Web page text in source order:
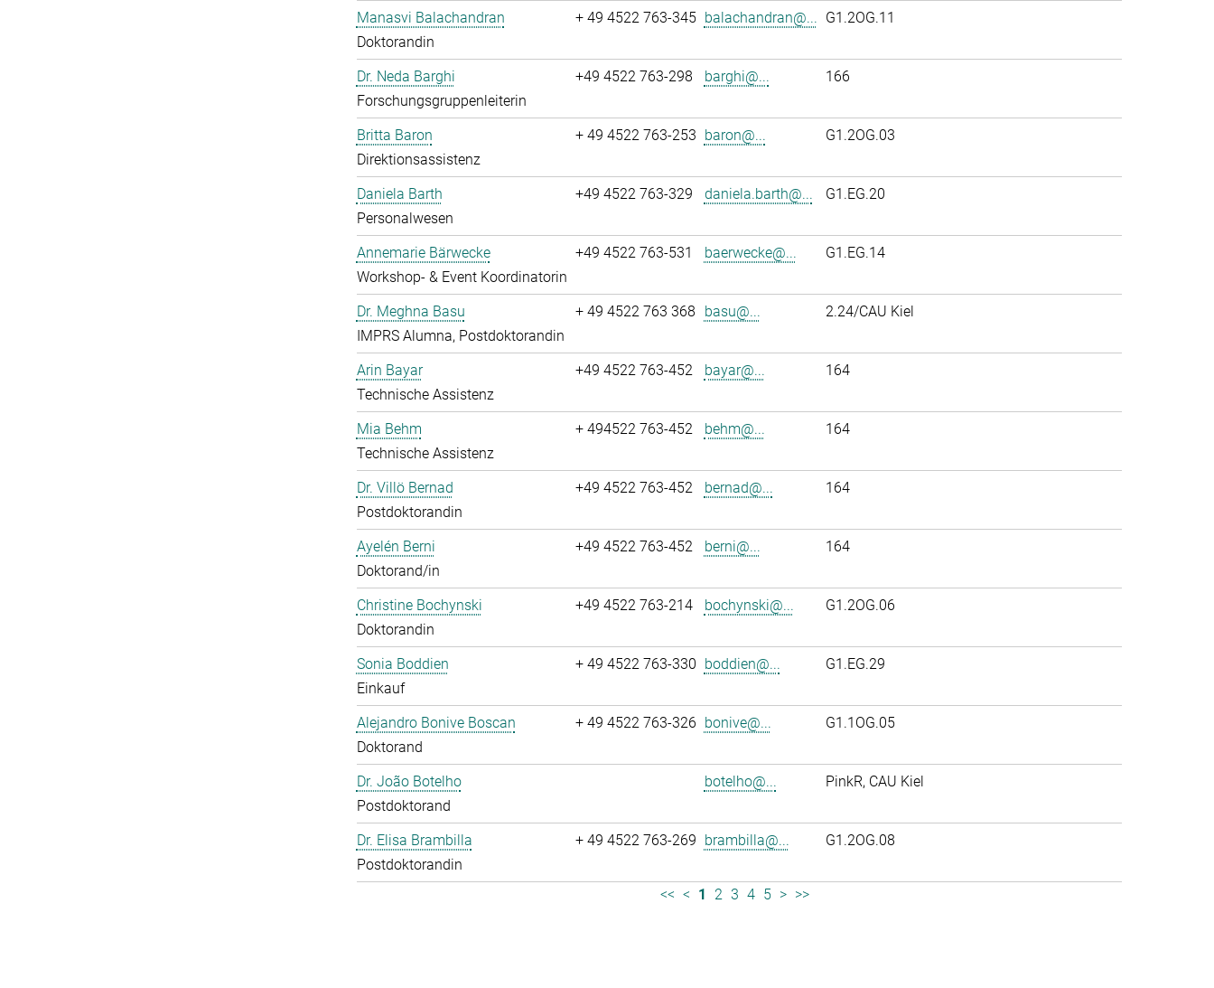
Manasvi Balachandran
Doktorandin
+ 49 4522 763-345 balachandran@... G1.2OG.11
Dr. Neda Barghi
Forschungsgruppenleiterin
+49 4522 763-298 barghi@... 166
Britta Baron
Direktionsassistenz
+ 49 4522 763-253 baron@... G1.2OG.03
Daniela Barth
Personalwesen
+49 4522 763-329 daniela.barth@... G1.EG.20
Annemarie Bärwecke
Workshop- & Event Koordinatorin
+49 4522 763-531 baerwecke@... G1.EG.14
Dr. Meghna Basu
IMPRS Alumna, Postdoktorandin
+ 49 4522 763 368 basu@... 2.24/CAU Kiel
Arin Bayar
Technische Assistenz
+49 4522 763-452 bayar@... 164
Mia Behm
Technische Assistenz
+ 494522 763-452 behm@... 164
Dr. Villö Bernad
Postdoktorandin
+49 4522 763-452 bernad@... 164
Ayelén Berni
Doktorand/in
+49 4522 763-452 berni@... 164
Christine Bochynski
Doktorandin
+49 4522 763-214 bochynski@... G1.2OG.06
Sonia Boddien
Einkauf
+ 49 4522 763-330 boddien@... G1.EG.29
Alejandro Bonive Boscan
Doktorand
+ 49 4522 763-326 bonive@... G1.1OG.05
Dr. João Botelho
Postdoktorand
botelho@... PinkR, CAU Kiel
Dr. Elisa Brambilla
Postdoktorandin
+ 49 4522 763-269 brambilla@... G1.2OG.08
<< < 1 2 3 4 5 > >>